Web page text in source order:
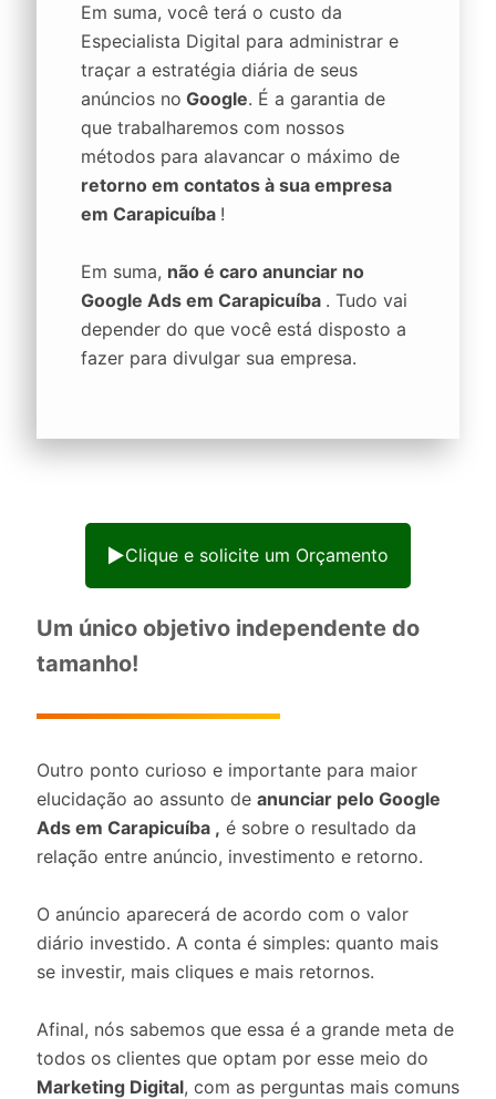
Em suma, você terá o custo da
Especialista Digital para administrar e
traçar a estratégia diária de seus
anúncios no Google. É a garantia de
que trabalharemos com nossos
métodos para alavancar o máximo de
retorno em contatos à sua empresa
em Carapicuíba !
Em suma, não é caro anunciar no
Google Ads em Carapicuíba . Tudo vai
depender do que você está disposto a
fazer para divulgar sua empresa.
Clique e solicite um Orçamento
Um único objetivo independente do
tamanho!
Outro ponto curioso e importante para maior
elucidação ao assunto de anunciar pelo Google
Ads em Carapicuíba , é sobre o resultado da
relação entre anúncio, investimento e retorno.
O anúncio aparecerá de acordo com o valor
diário investido. A conta é simples: quanto mais
se investir, mais cliques e mais retornos.
Afinal, nós sabemos que essa é a grande meta de
todos os clientes que optam por esse meio do
Marketing Digital, com as perguntas mais comuns